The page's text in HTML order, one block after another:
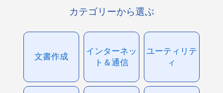
カテゴリーから選ぶ
文書作成
インターネッ
ト＆通信
ユーティリテ
ィ